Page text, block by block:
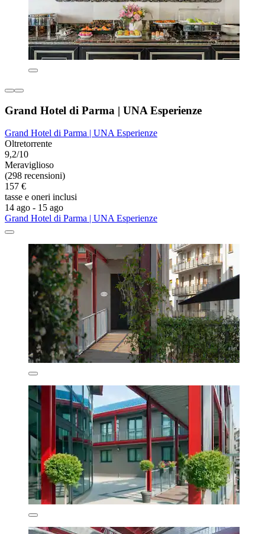
Grand Hotel di Parma | UNA Esperienze
Grand Hotel di Parma | UNA Esperienze
Oltretorrente
9,2/10
Meraviglioso
(298 recensioni)
157 €
tasse e oneri inclusi
14 ago - 15 ago
Grand Hotel di Parma | UNA Esperienze